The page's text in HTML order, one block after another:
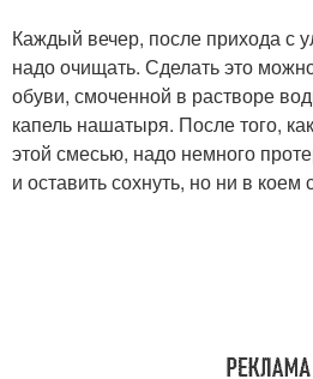
Каждый вечер, после прихода с
надо очищать. Сделать это
обуви, смоченной в растворе
капель нашатыря. После того,
этой смесью, надо немного
и оставить сохнуть, но ни в коем